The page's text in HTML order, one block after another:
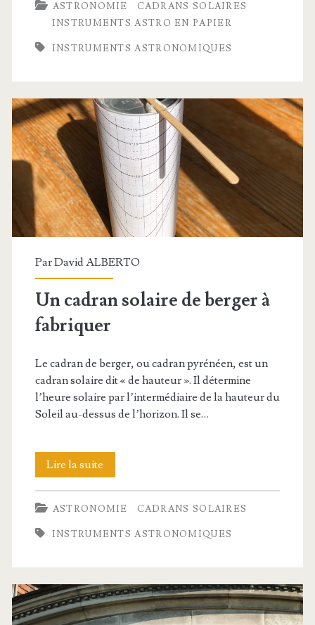
de
ASTRONOMIE
CADRANS SOLAIRES
INSTRUMENTS ASTRO EN PAPIER
INSTRUMENTS ASTRONOMIQUES
ParDavid ALBERTO
Un cadran solaire de berger à
fabriquer
Le cadran de berger, ou cadran pyrénéen, est un
cadran solaire dit « de hauteur ». Il détermine
l’heure solaire par l’intermédiaire de la hauteur du
Soleil au-dessus de l’horizon. Il se…
Lire la suite
cadran
solaire
de
à
fabriquer
ASTRONOMIE CADRANS SOLAIRES
INSTRUMENTS ASTRONOMIQUES